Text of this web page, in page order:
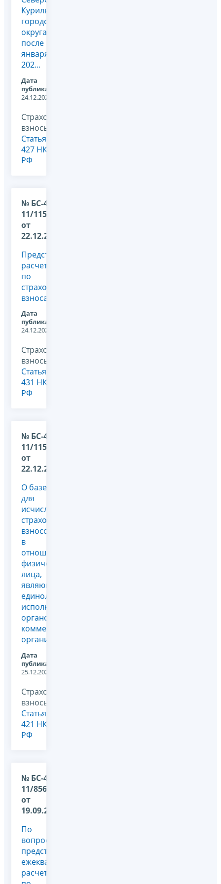
Курильского
городского
округа
после 1
января
202...
Дата
публикации:
24.12.2025
Страховые
взносы,
Статья
427 НК
РФ
№ БС-4-
11/11504@
от
22.12.2025
Представление
расчета
по
страховым
взносам
Дата
публикации:
24.12.2025
Страховые
взносы,
Статья
431 НК
РФ
№ БС-4-
11/11507@
от
22.12.2025
О базе
для
исчисления
страховых
взносов
в
отношении
физического
лица,
являющегося
единоличным
исполнительным
органом
коммерческой
организации
Дата
публикации:
25.12.2025
Страховые
взносы,
Статья
421 НК
РФ
№ БС-4-
11/8563@
от
19.09.2025
По
вопросу
представления
ежеквартально
расчетов